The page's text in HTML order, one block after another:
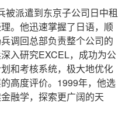
派遣到东京子公司日中租
。他迅速掌握了日语，顺
调回总部负责整个公司的
入研究EXCEL，成功为公
和考核系统，极大地优化
高度评价。1999年，他选
融学，探索更广阔的天